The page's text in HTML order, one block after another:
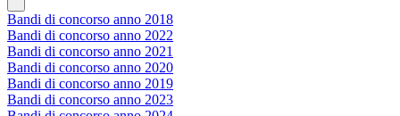
Bandi di concorso anno 2018
Bandi di concorso anno 2022
Bandi di concorso anno 2021
Bandi di concorso anno 2020
Bandi di concorso anno 2019
Bandi di concorso anno 2023